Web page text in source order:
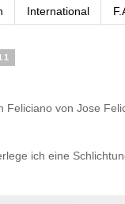
International
Feliciano von Jose
ich eine